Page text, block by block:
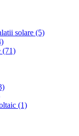
solare (5)
(71)
(1)